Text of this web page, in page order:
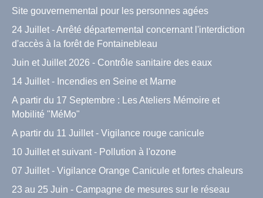
Site gouvernemental pour les personnes agées
24 Juillet - Arrêté départemental concernant l'interdiction
d'accès à la forêt de Fontainebleau
Juin et Juillet 2026 - Contrôle sanitaire des eaux
14 Juillet - Incendies en Seine et Marne
A partir du 17 Septembre : Les Ateliers Mémoire et
Mobilité "MéMo"
A partir du 11 Juillet - Vigilance rouge canicule
10 Juillet et suivant - Pollution à l'ozone
07 Juillet - Vigilance Orange Canicule et fortes chaleurs
23 au 25 Juin - Campagne de mesures sur le réseau